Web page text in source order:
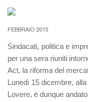
FEBBRAIO 2015
Sindacati, politica e
per una sera riuniti
Act, la riforma del
Lunedì 15 dicembre,
Lovere, è dunque